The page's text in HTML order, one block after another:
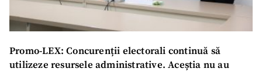
Promo-LEX: Concurenții electorali continuă să
utilizeze resursele administrative. Aceștia nu au
Link media
+ Link media